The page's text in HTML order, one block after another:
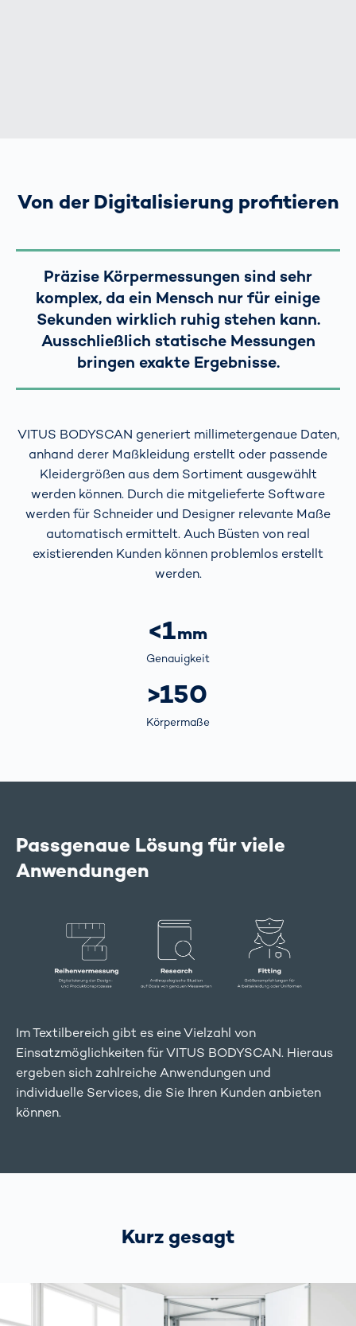
Von der Digitalisierung profitieren
Präzise Körpermessungen sind sehr
komplex, da ein Mensch nur für einige
Sekunden wirklich ruhig stehen kann.
Ausschließlich statische Messungen
bringen exakte Ergebnisse.
VITUS BODYSCAN generiert millimetergenaue Daten,
anhand derer Maßkleidung erstellt oder passende
Kleidergrößen aus dem Sortiment ausgewählt
werden können. Durch die mitgelieferte Software
werden für Schneider und Designer relevante Maße
automatisch ermittelt. Auch Büsten von real
existierenden Kunden können problemlos erstellt
werden.
<1mm
Genauigkeit
>150
Körpermaße
Passgenaue Lösung für viele
Anwendungen
Im Textilbereich gibt es eine Vielzahl von
Einsatzmöglichkeiten für VITUS BODYSCAN. Hieraus
ergeben sich zahlreiche Anwendungen und
individuelle Services, die Sie Ihren Kunden anbieten
können.
Kurz gesagt